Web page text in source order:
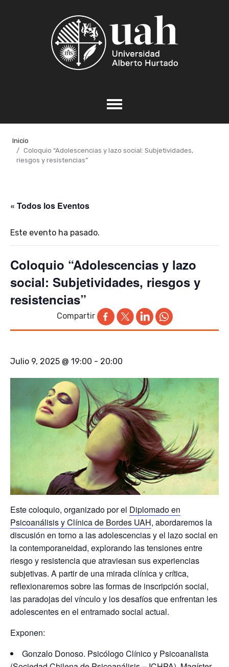
Inicio
Coloquio “Adolescencias y lazo social: Subjetividades,
riesgos y resistencias”
« Todos los Eventos
Este evento ha pasado.
Coloquio “Adolescencias y lazo
social: Subjetividades, riesgos y
resistencias”
Compartir
Julio 9, 2025 @ 19:00 - 20:00
Este coloquio, organizado por el Diplomado en
Psicoanálisis y Clínica de Bordes UAH, abordaremos la
discusión en torno a las adolescencias y el lazo social en
la contemporaneidad, explorando las tensiones entre
riesgo y resistencia que atraviesan sus experiencias
subjetivas. A partir de una mirada clínica y crítica,
reflexionaremos sobre las formas de inscripción social,
las paradojas del vínculo y los desafíos que enfrentan les
adolescentes en el entramado social actual.
Exponen:
Gonzalo Donoso. Psicólogo Clínico y Psicoanalista